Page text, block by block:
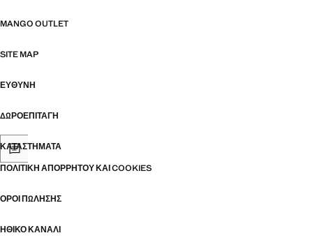
MANGO OUTLET
SITE MAP
ΕΥΘΥΝΗ
ΔΩΡΟΕΠΙΤΑΓΉ
ΚΑΤΑΣΤΉΜΑΤΑ
ΠΟΛΙΤΙΚΉ ΑΠΟΡΡΉΤΟΥ ΚΑΙ COOKIES
ΌΡΟΙ ΠΏΛΗΣΗΣ
ΗΘΙΚΌ ΚΑΝΆΛΙ